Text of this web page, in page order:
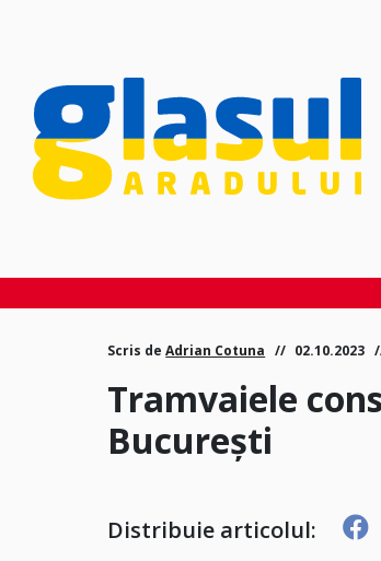
Scris deAdrian Cotuna 02.10.2023
Tramvaiele
București
Distribuie articolul: